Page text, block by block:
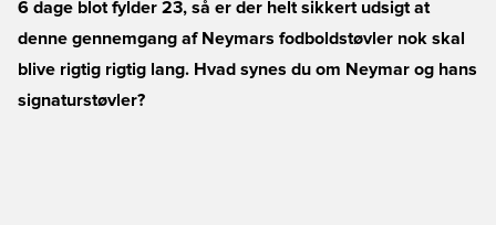
6 dage blot fylder 23, så er der helt sikkert udsigt at
denne gennemgang af Neymars fodboldstøvler nok skal
blive rigtig rigtig lang. Hvad synes du om Neymar og hans
signaturstøvler?